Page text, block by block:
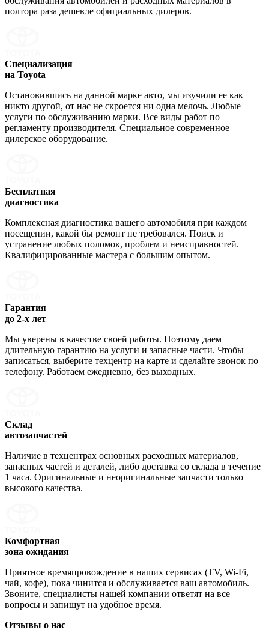
полтора раза дешевле официальных дилеров.
Специализация
на Toyota
Остановившись на данной марке авто, мы изучили ее как
никто другой, от нас не скроется ни одна мелочь. Любые
услуги по обслуживанию марки. Все виды работ по
регламенту производителя. Специальное современное
дилерское оборудование.
Бесплатная
диагностика
Комплексная диагностика вашего автомобиля при каждом
посещении, какой бы ремонт не требовался. Поиск и
устранение любых поломок, проблем и неисправностей.
Квалифицированные мастера с большим опытом.
Гарантия
до 2-х лет
Мы уверены в качестве своей работы. Поэтому даем
длительную гарантию на услуги и запасные части. Чтобы
записаться, выберите техцентр на карте и сделайте звонок по
телефону. Работаем ежедневно, без выходных.
Склад
автозапчастей
Наличие в техцентрах основных расходных материалов,
запасных частей и деталей, либо доставка со склада в течение
1 часа. Оригинальные и неоригинальные запчасти только
высокого качества.
Комфортная
зона ожидания
Приятное времяпровождение в наших сервисах (TV, Wi-Fi,
чай, кофе), пока чинится и обслуживается ваш автомобиль.
Звоните, специалисты нашей компании ответят на все
вопросы и запишут на удобное время.
Отзывы о нас